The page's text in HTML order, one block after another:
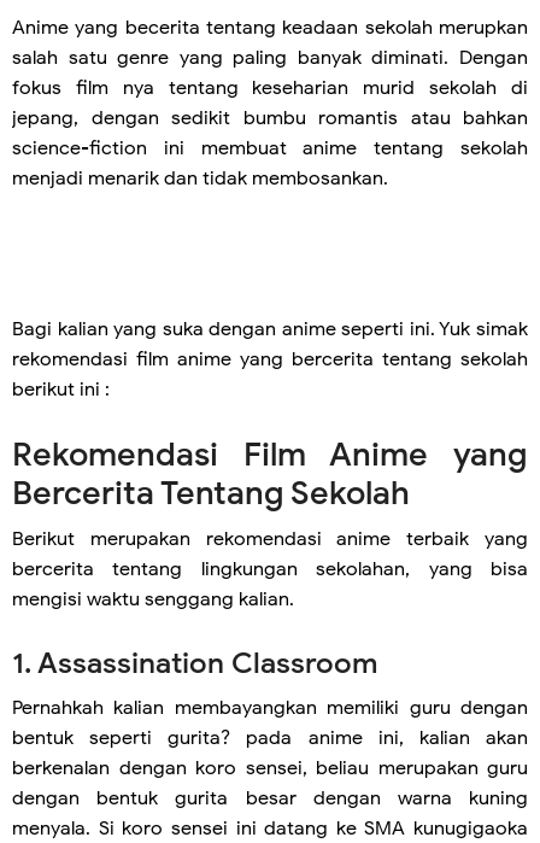
Anime yang becerita tentang keadaan sekolah merupkan
salah satu genre yang paling banyak diminati. Dengan
fokus film nya tentang keseharian murid sekolah di
jepang, dengan sedikit bumbu romantis atau bahkan
science-fiction ini membuat anime tentang sekolah
menjadi menarik dan tidak membosankan.
Bagi kalian yang suka dengan anime seperti ini. Yuk simak
rekomendasi film anime yang bercerita tentang sekolah
berikut ini :
Rekomendasi Film Anime yang
Bercerita Tentang Sekolah
Berikut merupakan rekomendasi anime terbaik yang
bercerita tentang lingkungan sekolahan, yang bisa
mengisi waktu senggang kalian.
1. Assassination Classroom
Pernahkah kalian membayangkan memiliki guru dengan
bentuk seperti gurita? pada anime ini, kalian akan
berkenalan dengan koro sensei, beliau merupakan guru
dengan bentuk gurita besar dengan warna kuning
menyala. Si koro sensei ini datang ke SMA kunugigaoka